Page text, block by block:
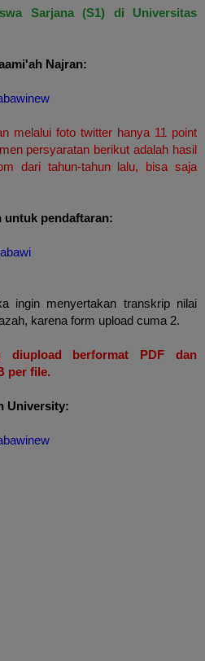
Sarjana (S1) di Universitas
Najran:
melalui foto twitter hanya 11 point
persyaratan berikut adalah hasil
dari tahun-tahun lalu, bisa saja
untuk pendaftaran:
ingin menyertakan transkrip nilai
karena form upload cuma 2.
diupload berformat PDF dan
per file.
University: